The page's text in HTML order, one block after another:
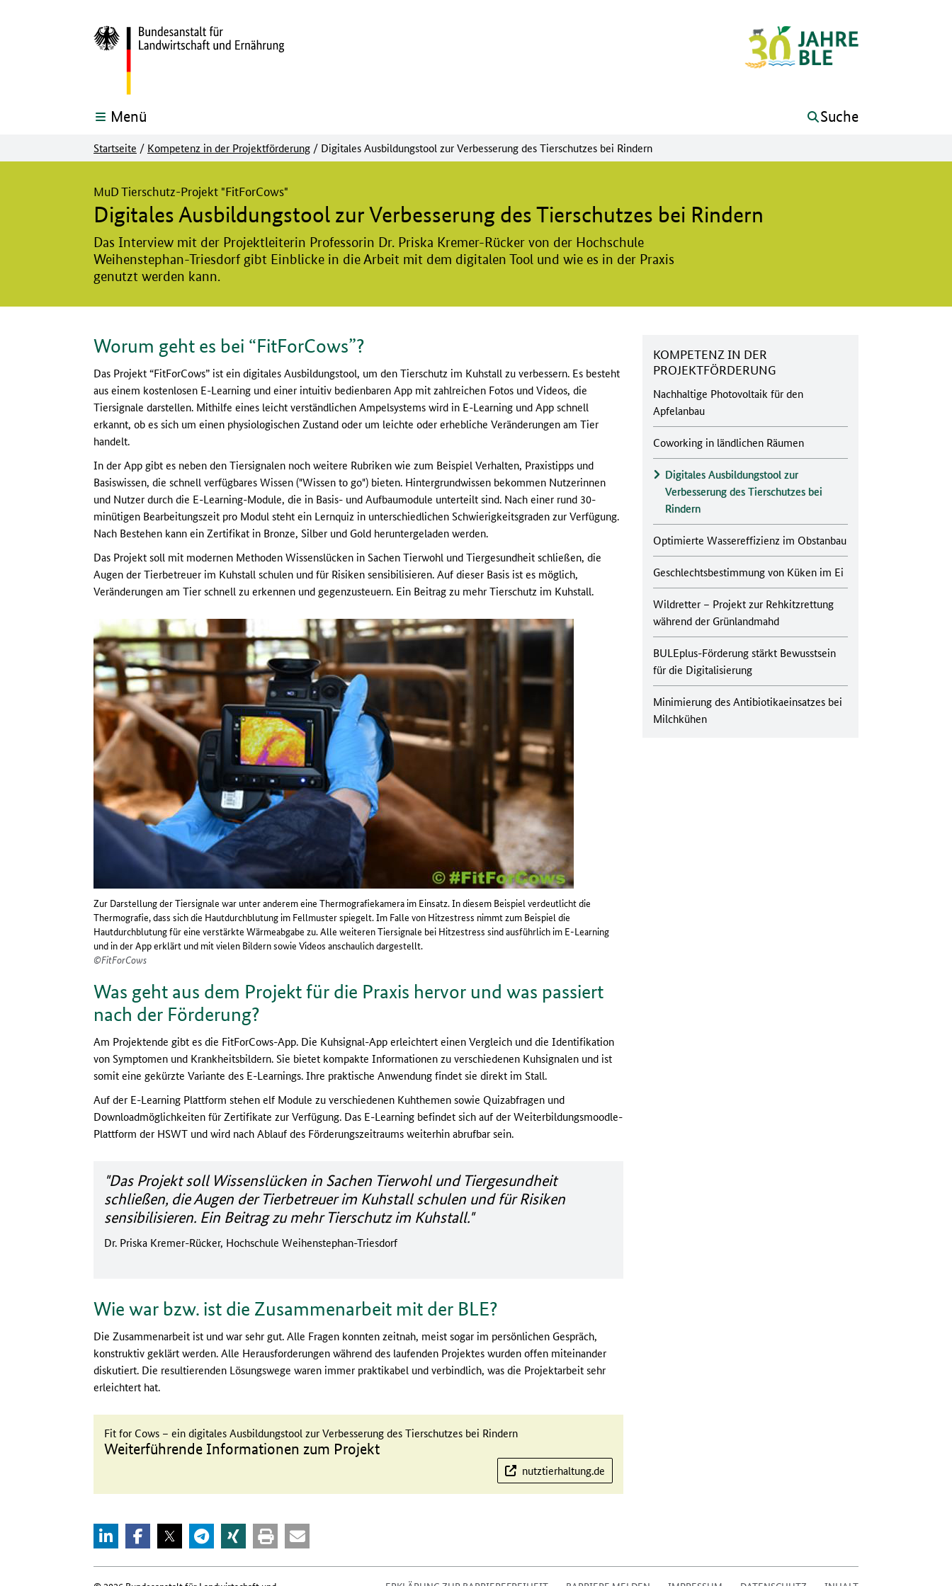
Menü Suche
Startseite / Kompetenz in der Projektförderung / Digitales Ausbildungstool zur Verbesserung des Tierschutzes bei Rindern
Digitales Ausbildungstool zur Verbesserung des Tierschutzes bei Rindern
MuD Tierschutz-Projekt "FitForCows"
Das Interview mit der Projektleiterin Professorin Dr. Priska Kremer-Rücker von der Hochschule
Weihenstephan-Triesdorf gibt Einblicke in die Arbeit mit dem digitalen Tool und wie es in der Praxis
genutzt werden kann.
Worum geht es bei “FitForCows”?
Das Projekt “FitForCows” ist ein digitales Ausbildungstool, um den Tierschutz im Kuhstall zu verbessern. Es besteht
aus einem kostenlosen E-Learning und einer intuitiv bedienbaren App mit zahlreichen Fotos und Videos, die
Tiersignale darstellen. Mithilfe eines leicht verständlichen Ampelsystems wird in E-Learning und App schnell
erkannt, ob es sich um einen physiologischen Zustand oder um leichte oder erhebliche Veränderungen am Tier
handelt.
In der App gibt es neben den Tiersignalen noch weitere Rubriken wie zum Beispiel Verhalten, Praxistipps und
Basiswissen, die schnell verfügbares Wissen ("Wissen to go") bieten. Hintergrundwissen bekommen Nutzerinnen
und Nutzer durch die E-Learning-Module, die in Basis- und Aufbaumodule unterteilt sind. Nach einer rund 30-
minütigen Bearbeitungszeit pro Modul steht ein Lernquiz in unterschiedlichen Schwierigkeitsgraden zur Verfügung.
Nach Bestehen kann ein Zertifikat in Bronze, Silber und Gold heruntergeladen werden.
Das Projekt soll mit modernen Methoden Wissenslücken in Sachen Tierwohl und Tiergesundheit schließen, die
Augen der Tierbetreuer im Kuhstall schulen und für Risiken sensibilisieren. Auf dieser Basis ist es möglich,
Veränderungen am Tier schnell zu erkennen und gegenzusteuern. Ein Beitrag zu mehr Tierschutz im Kuhstall.
Zur Darstellung der Tiersignale war unter anderem eine Thermografiekamera im Einsatz. In diesem Beispiel verdeutlicht die
Thermografie, dass sich die Hautdurchblutung im Fellmuster spiegelt. Im Falle von Hitzestress nimmt zum Beispiel die
Hautdurchblutung für eine verstärkte Wärmeabgabe zu. Alle weiteren Tiersignale bei Hitzestress sind ausführlich im E-Learning
und in der App erklärt und mit vielen Bildern sowie Videos anschaulich dargestellt.
©FitForCows
Was geht aus dem Projekt für die Praxis hervor und was passiert
nach der Förderung?
Am Projektende gibt es die FitForCows-App. Die Kuhsignal-App erleichtert einen Vergleich und die Identifikation
von Symptomen und Krankheitsbildern. Sie bietet kompakte Informationen zu verschiedenen Kuhsignalen und ist
somit eine gekürzte Variante des E-Learnings. Ihre praktische Anwendung findet sie direkt im Stall.
Auf der E-Learning Plattform stehen elf Module zu verschiedenen Kuhthemen sowie Quizabfragen und
Downloadmöglichkeiten für Zertifikate zur Verfügung. Das E-Learning befindet sich auf der Weiterbildungsmoodle-
Plattform der HSWT und wird nach Ablauf des Förderungszeitraums weiterhin abrufbar sein.
"Das Projekt soll Wissenslücken in Sachen Tierwohl und Tiergesundheit
schließen, die Augen der Tierbetreuer im Kuhstall schulen und für Risiken
sensibilisieren. Ein Beitrag zu mehr Tierschutz im Kuhstall."
Dr. Priska Kremer-Rücker, Hochschule Weihenstephan-Triesdorf
Wie war bzw. ist die Zusammenarbeit mit der BLE?
Die Zusammenarbeit ist und war sehr gut. Alle Fragen konnten zeitnah, meist sogar im persönlichen Gespräch,
konstruktiv geklärt werden. Alle Herausforderungen während des laufenden Projektes wurden offen miteinander
diskutiert. Die resultierenden Lösungswege waren immer praktikabel und verbindlich, was die Projektarbeit sehr
erleichtert hat.
Weiterführende Informationen zum Projekt
Fit for Cows – ein digitales Ausbildungstool zur Verbesserung des Tierschutzes bei Rindern
nutztierhaltung.de
KOMPETENZ IN DER
PROJEKTFÖRDERUNG
Nachhaltige Photovoltaik für den
Apfelanbau
Coworking in ländlichen Räumen
Digitales Ausbildungstool zur
Verbesserung des Tierschutzes bei
Rindern
Optimierte Wassereffizienz im Obstanbau
Geschlechtsbestimmung von Küken im Ei
Wildretter – Projekt zur Rehkitzrettung
während der Grünlandmahd
BULEplus-Förderung stärkt Bewusstsein
für die Digitalisierung
Minimierung des Antibiotikaeinsatzes bei
Milchkühen